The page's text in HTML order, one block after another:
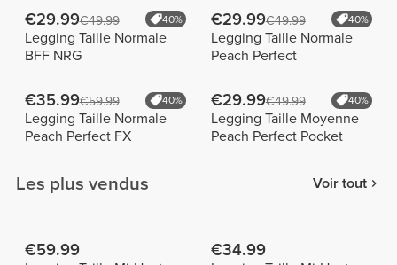
€29.99€49.99 40%
Legging Taille Normale
BFF NRG
€29.99€49.99 40%
Legging Taille Normale
Peach Perfect
€35.99€59.99 40%
Legging Taille Normale
Peach Perfect FX
€29.99€49.99 40%
Legging Taille Moyenne
Peach Perfect Pocket
Les plus vendus Voir tout
€59.99 €34.99